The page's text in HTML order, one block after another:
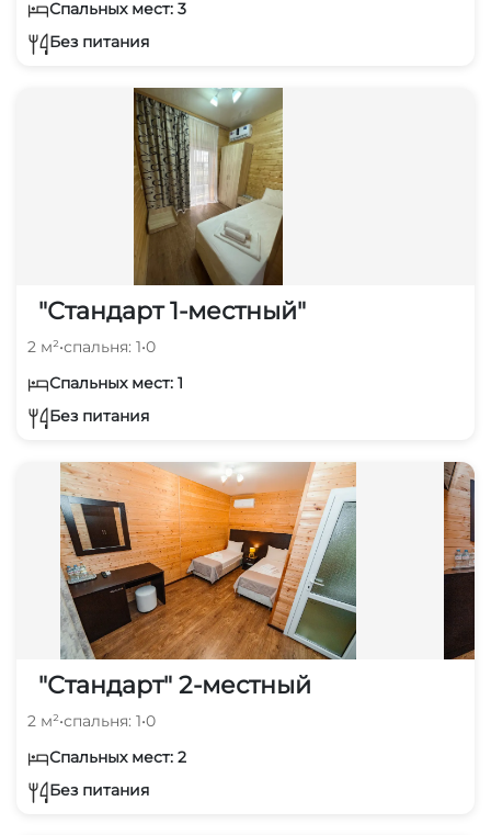
Спальных мест: 3
Без питания
"Стандарт 1-местный"
2 м²•спальня: 1•0
Спальных мест: 1
Без питания
"Стандарт" 2-местный
2 м²•спальня: 1•0
Спальных мест: 2
Без питания